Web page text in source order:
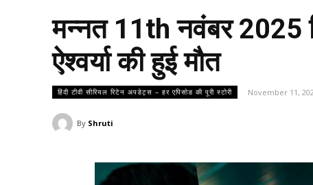
मन्नत 11th नवंबर 2025
ऐश्वर्या की हुई मौत
हिंदी टीवी सीरियल रिटेन अपडेट्स – हर एपिसोड की पूरी स्टोरी November 11,
By Shruti